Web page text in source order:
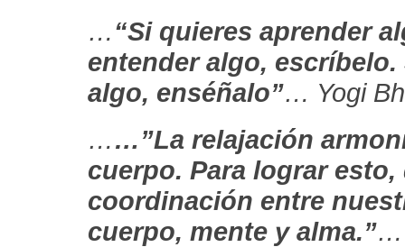
…“Si quieres aprender
entender algo,
algo, enséñalo”… Yogi
……”La relajación
cuerpo. Para lograr esto,
coordinación entre
cuerpo, mente y alma.”…